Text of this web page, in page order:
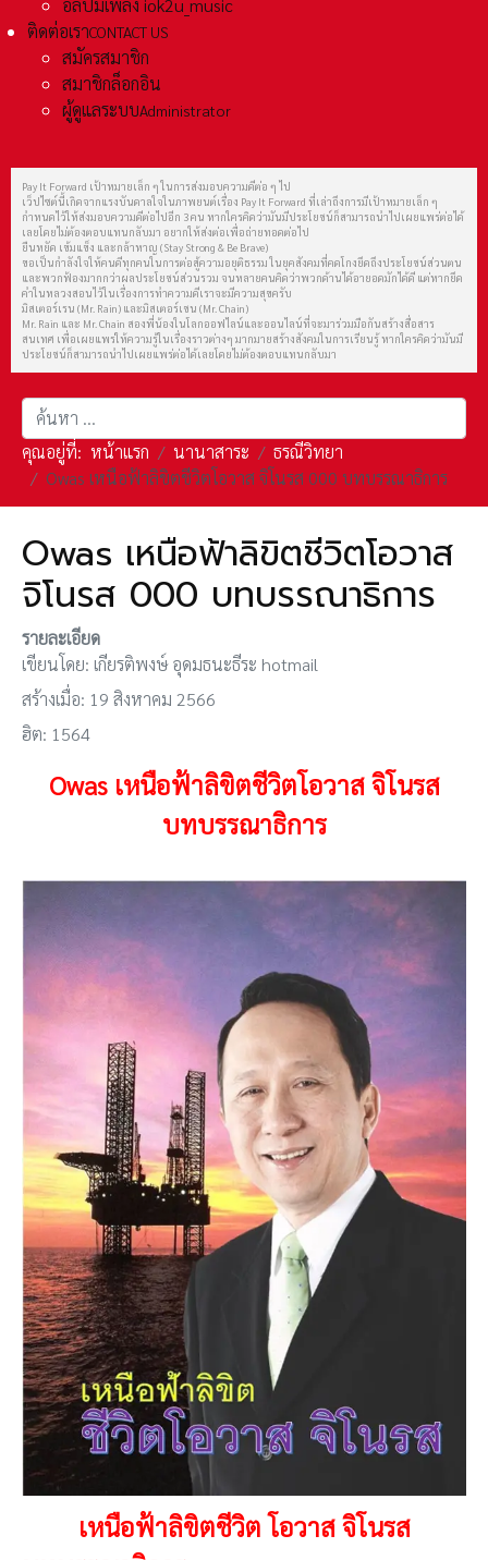
อัลปั้มเพลง iok2u_music
ติดต่อเราCONTACT US
สมัครสมาชิก
สมาชิกล็อกอิน
ผู้ดูแลระบบAdministrator
Pay It Forward เป้าหมายเล็ก ๆ ในการส่งมอบความดีต่อ ๆ ไป
เว็ปไซต์นี้เกิดจากแรงบันดาลใจในภาพยนต์เรื่อง Pay It Forward ที่เล่าถึงการมีเป้าหมายเล็ก ๆ
กำหนดไว้ให้ส่งมอบความดีต่อไปอีก 3 คน หากใครคิดว่ามันมีประโยชน์ก็สามารถนำไปเผยแพร่ต่อได้
เลยโดยไม่ต้องตอบแทนกลับมา อยากให้ส่งต่อเพื่อถ่ายทอดต่อไป
ยืนหยัด เข้มแข็ง และกล้าหาญ (Stay Strong & Be Brave)
ขอเป็นกำลังใจให้คนดีทุกคนในการต่อสู้ความอยุติธรรม ในยุคสังคมที่คดโกงยึดถึงประโยชน์ส่วนตน
และพวกฟ้องมากกว่าผลประโยชน์ส่วนรวม จนหลายคนคิดว่าพวกด้านได้อายอดมักได้ดี แต่หากยึด
คำในหลวงสอนไว้ในเรื่องการทำความดีเราจะมีความสุขครับ
มิสเตอร์เรน (Mr. Rain) และมิสเตอร์เชน (Mr. Chain)
Mr. Rain และ Mr. Chain สองพี่น้องในโลกออฟไลน์และออนไลน์ที่จะมาร่วมมือกันสร้างสื่อสาร
สนเทศ เพื่อเผยแพร่ให้ความรู้ในเรื่องราวต่างๆ มากมายสร้างสังคมในการเรียนรู้ หากใครคิดว่ามันมี
ประโยชน์ก็สามารถนำไปเผยแพร่ต่อได้เลยโดยไม่ต้องตอบแทนกลับมา
การค้นหา
คุณอยู่ที่: หน้าแรก นานาสาระ
ธรณีวิทยา
Owas เหนือฟ้าลิขิตชีวิตโอวาส จิโนรส 000 บทบรรณาธิการ
Owas เหนือฟ้าลิขิตชีวิตโอวาส
จิโนรส 000 บทบรรณาธิการ
รายละเอียด
เขียนโดย: เกียรติพงษ์ อุดมธนะธีระ hotmail
สร้างเมื่อ: 19 สิงหาคม 2566
ฮิต: 1564
Owas เหนือฟ้าลิขิตชีวิตโอวาส จิโนรส
บทบรรณาธิการ
เหนือฟ้าลิขิตชีวิต โอวาส จิโนรส